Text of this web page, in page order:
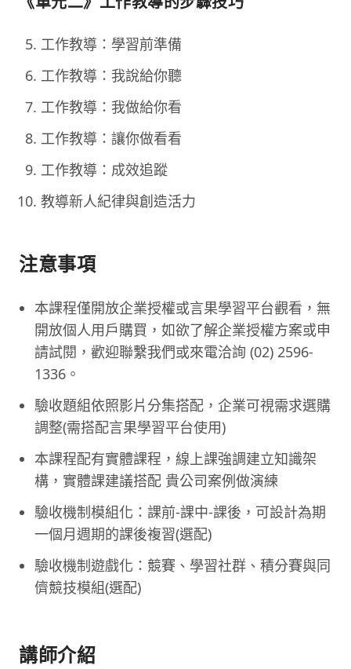
工作教導：學習前準備
工作教導：我說給你聽
工作教導：我做給你看
工作教導：讓你做看看
工作教導：成效追蹤
教導新人紀律與創造活力
注意事項
本課程僅開放企業授權或言果學習平台觀看，無
開放個人用戶購買，如欲了解企業授權方案或申
請試閱，歡迎聯繫我們或來電洽詢 (02) 2596-
1336。
驗收題組依照影片分集搭配，企業可視需求選購
調整(需搭配言果學習平台使用)
本課程配有實體課程，線上課強調建立知識架
構，實體課建議搭配 貴公司案例做演練
驗收機制模組化：課前-課中-課後，可設計為期
一個月週期的課後複習(選配)
驗收機制遊戲化：競賽、學習社群、積分賽與同
儕競技模組(選配)
講師介紹